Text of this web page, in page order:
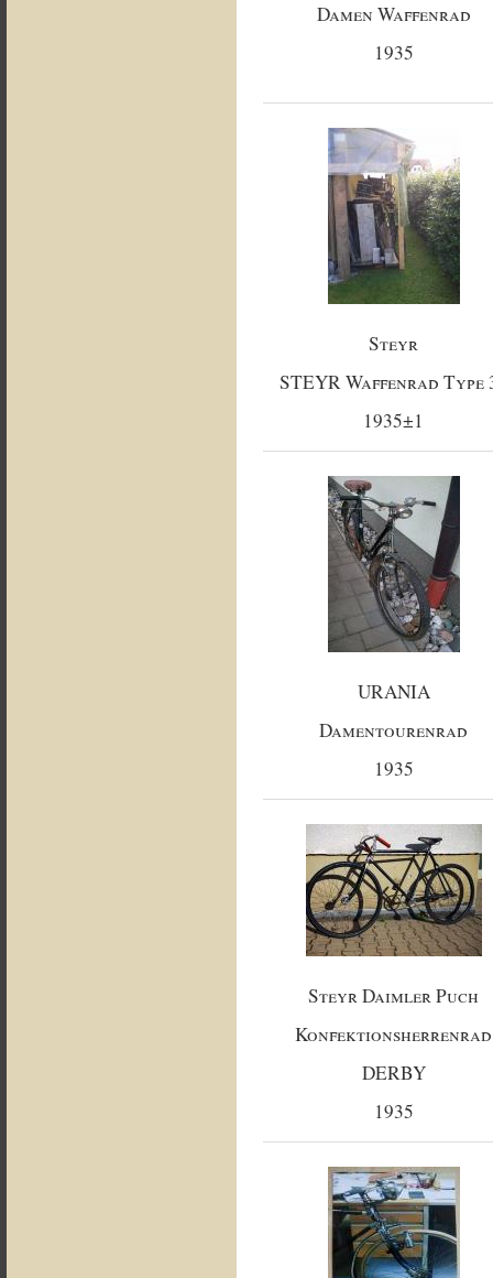
Damen Waffenrad
1935
Steyr
STEYR Waffenrad Type
1935±1
URANIA
Damentourenrad
1935
Steyr Daimler Puch
Konfektionsherrenrad
DERBY
1935